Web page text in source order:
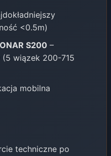
<0.5m)
S200 –
(5 wiązek 200-715
mobilna
techniczne po